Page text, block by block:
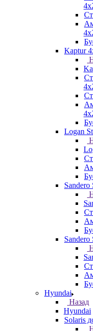
Kaptur
Logan
Sandero
Sandero
Hyundai
Назад
Hyundai
Solaris